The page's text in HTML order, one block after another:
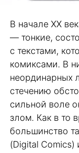
В начале ХХ
— тонкие,
с текстами,
комиксами. В
неординарных
стечению
сильной воле
злом. Как в то
большинство
(Digital Comics)